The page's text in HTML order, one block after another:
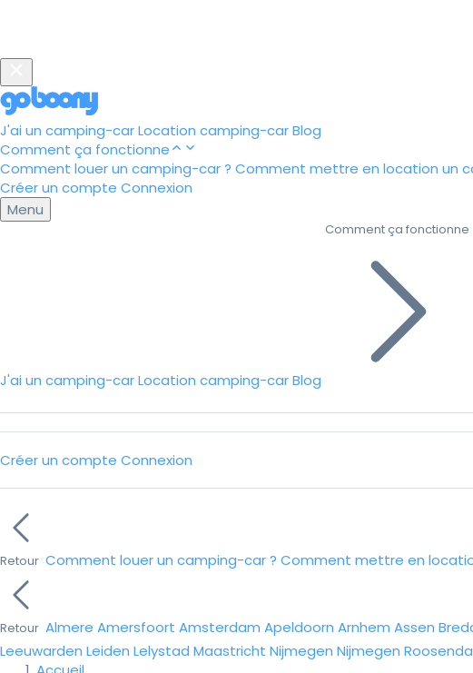
J'ai un camping-carLocation camping-carBlog
Comment ça fonctionne
Comment louer un camping-car ? Comment mettre en location un
Créer un compte Connexion
Menu
J'ai un camping-carLocation camping-carBlog
Comment ça fonctionne
Créer un compte Connexion
Retour Comment louer un camping-car ? Comment mettre en
Retour Almere Amersfoort Amsterdam Apeldoorn Arnhem Assen
Leeuwarden Leiden Lelystad Maastricht Nijmegen Nijmegen